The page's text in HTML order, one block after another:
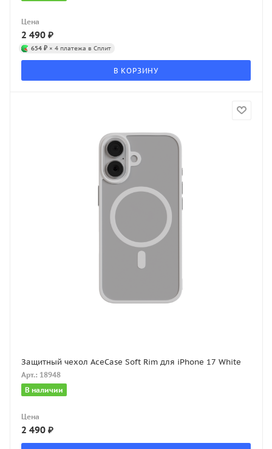
Цена
2 490 ₽
654 ₽ × 4 платежа в Сплит
В КОРЗИНУ
Защитный чехол AceCase Soft Rim для iPhone 17 White
Арт.: 18948
В наличии
Цена
2 490 ₽